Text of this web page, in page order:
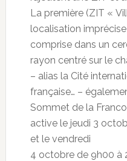
La première (ZIT «
localisation
comprise dans un
rayon centré sur le
– alias la Cité
française… –
Sommet de la
active le jeudi 3
et le vendredi
4 octobre de 9h00 à